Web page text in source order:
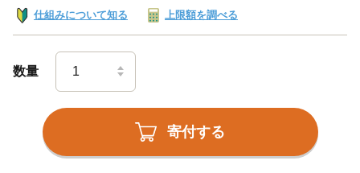
仕組みについて知る 上限額を調べる
数量
寄付する